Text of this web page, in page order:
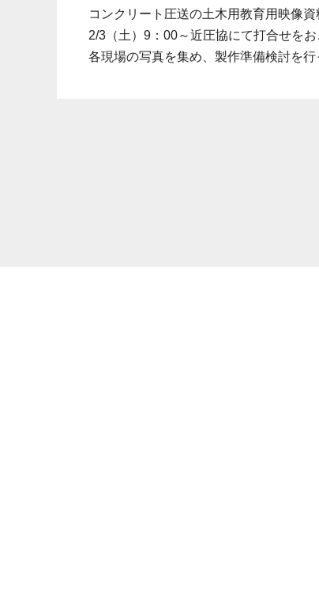
コンクリート圧送の土木用教育用映像
2/3（土）9：00～近圧協にて打合せをお
各現場の写真を集め、製作準備検討を行